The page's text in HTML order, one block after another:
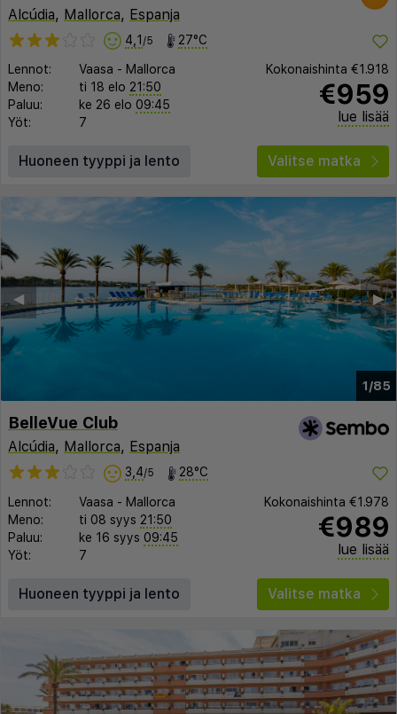
Alcúdia, Mallorca, Espanja
4,1 /5 27°C
Lennot: Vaasa - Mallorca
Meno:
ti 18 elo 21:50
Paluu:
ke 26 elo 09:45
Yöt:
7
Kokonaishinta €1.918
€959
lue lisää
Huoneen tyyppi ja lento Valitse matka
1/85
▶︎
◀︎
BelleVue Club
Alcúdia, Mallorca, Espanja
3,4/5 28°C
Lennot: Vaasa - Mallorca
Meno:
ti 08 syys 21:50
Paluu:
ke 16 syys 09:45
Yöt:
7
Kokonaishinta €1.978
€989
lue lisää
Huoneen tyyppi ja lento Valitse matka